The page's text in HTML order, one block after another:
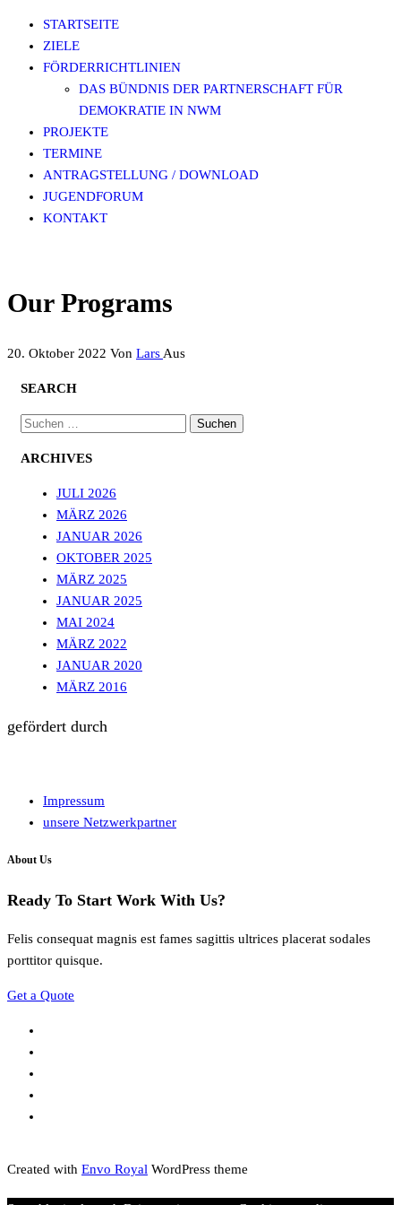
Zum
Inhalt
springen
DEMOKRATIE LEBEN! IN NORDWESTMECKLENBURG
STARTSEITE
ZIELE
FÖRDERRICHTLINIEN
DAS BÜNDNIS DER PARTNERSCHAFT FÜR
DEMOKRATIE IN NWM
PROJEKTE
TERMINE
ANTRAGSTELLUNG / DOWNLOAD
JUGENDFORUM
KONTAKT
Our Programs
20. Oktober 2022 Von Lars Aus
SEARCH
SUCHEN
ARCHIVES
JULI 2026
MÄRZ 2026
JANUAR 2026
OKTOBER 2025
MÄRZ 2025
JANUAR 2025
MAI 2024
MÄRZ 2022
JANUAR 2020
MÄRZ 2016
gefördert durch
Impressum
unsere Netzwerkpartner
About Us
Ready To Start Work With Us?
Felis consequat magnis est fames sagittis ultrices placerat sodales
porttitor quisque.
Get a Quote
Created with Envo Royal WordPress theme